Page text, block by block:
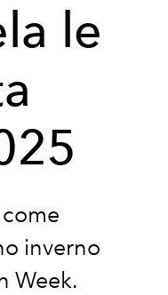
le
inverno
Week.